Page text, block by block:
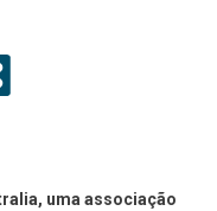
uma associação